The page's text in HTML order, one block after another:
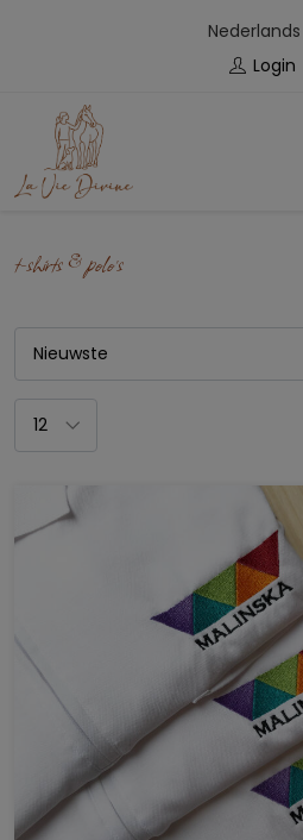
Nederlands
Login
t-shirts & polo's